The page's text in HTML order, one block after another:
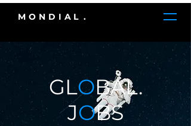
MONDIAL .
GLOBAL.
JOBS